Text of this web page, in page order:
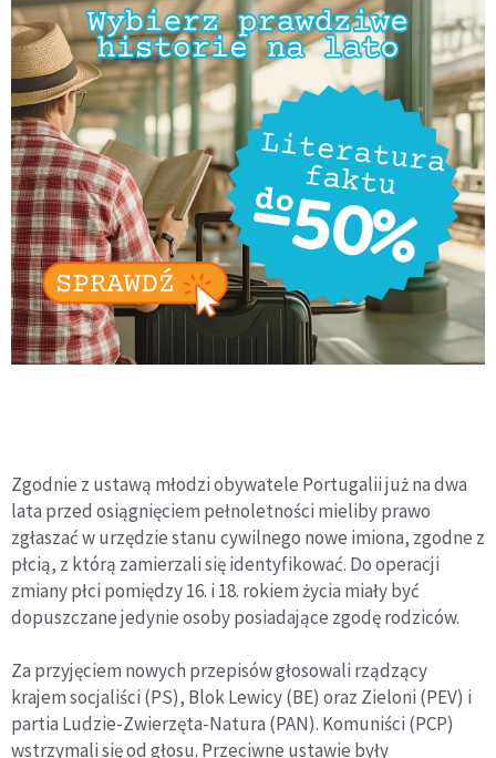
Zgodnie z ustawą młodzi obywatele Portugalii już na dwa
lata przed osiągnięciem pełnoletności mieliby prawo
zgłaszać w urzędzie stanu cywilnego nowe imiona, zgodne z
płcią, z którą zamierzali się identyfikować. Do operacji
zmiany płci pomiędzy 16. i 18. rokiem życia miały być
dopuszczane jedynie osoby posiadające zgodę rodziców.
Za przyjęciem nowych przepisów głosowali rządzący
krajem socjaliści (PS), Blok Lewicy (BE) oraz Zieloni (PEV) i
partia Ludzie-Zwierzęta-Natura (PAN). Komuniści (PCP)
wstrzymali się od głosu. Przeciwne ustawie były